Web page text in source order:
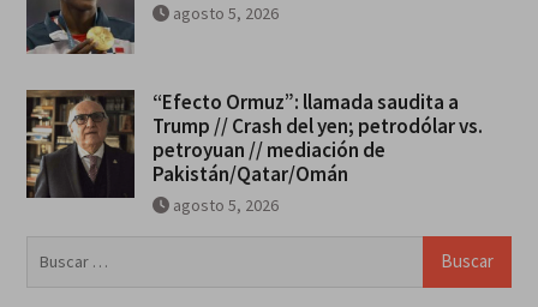
agosto 5, 2026
“Efecto Ormuz”: llamada saudita a
Trump // Crash del yen; petrodólar vs.
petroyuan // mediación de
Pakistán/Qatar/Omán
agosto 5, 2026